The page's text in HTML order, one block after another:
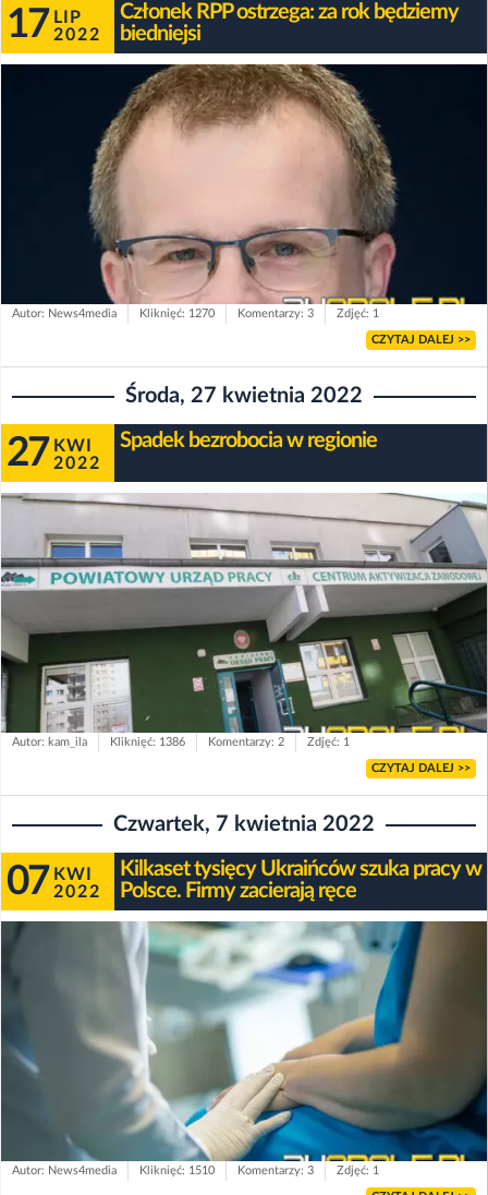
17 LIP
2022
Członek RPP ostrzega: za rok będziemy
biedniejsi
Autor: News4media Kliknięć: 1270 Komentarzy: 3 Zdjęć: 1
CZYTAJ DALEJ >>
Środa, 27 kwietnia 2022
27 KWI
2022
Spadek bezrobocia w regionie
Autor: kam_ila Kliknięć: 1386 Komentarzy: 2 Zdjęć: 1
CZYTAJ DALEJ >>
Czwartek, 7 kwietnia 2022
07 KWI
2022
Kilkaset tysięcy Ukraińców szuka pracy w
Polsce. Firmy zacierają ręce
Autor: News4media Kliknięć: 1510 Komentarzy: 3 Zdjęć: 1